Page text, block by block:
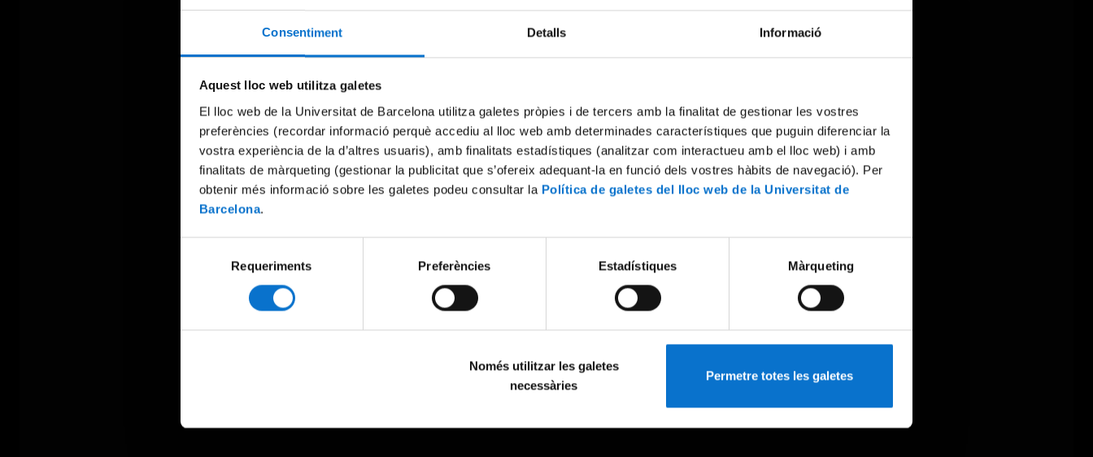
Consentiment Detalls Informació
Aquest lloc web utilitza galetes
El lloc web de la Universitat de Barcelona utilitza galetes pròpies i de tercers amb la finalitat de gestionar les vostres
preferències (recordar informació perquè accediu al lloc web amb determinades característiques que puguin diferenciar la
vostra experiència de la d’altres usuaris), amb finalitats estadístiques (analitzar com interactueu amb el lloc web) i amb
finalitats de màrqueting (gestionar la publicitat que s’ofereix adequant-la en funció dels vostres hàbits de navegació). Per
obtenir més informació sobre les galetes podeu consultar la Política de galetes del lloc web de la Universitat de
Barcelona.
consentiment
Requeriments Preferències Estadístiques Màrqueting
Només utilitzar les galetes
necessàries
Permetre totes les galetes
Try again